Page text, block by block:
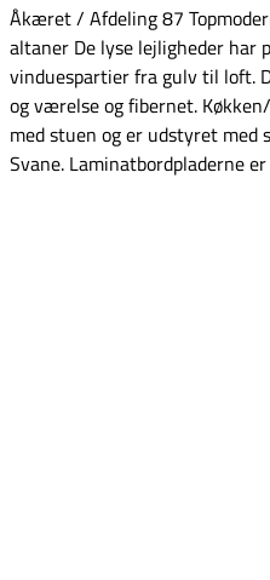
Åkæret / Afdeling 87
altaner De lyse lejligheder har
vinduespartier fra gulv til loft.
og værelse og fibernet.
med stuen og er udstyret med
Svane. Laminatbordpladerne